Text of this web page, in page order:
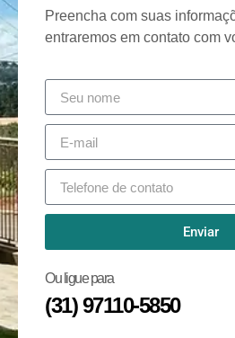
Preencha com suas
entraremos em contato com
Enviar
Ou ligue para
(31) 97110-5850